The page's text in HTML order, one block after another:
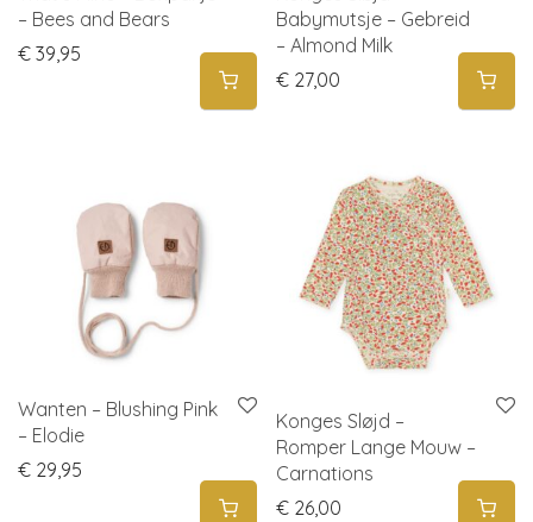
– Bees and Bears
€ 39,95
Babymutsje – Gebreid
– Almond Milk
€ 27,00
Wanten – Blushing Pink
– Elodie
€ 29,95
Konges Sløjd –
Romper Lange Mouw –
Carnations
€ 26,00